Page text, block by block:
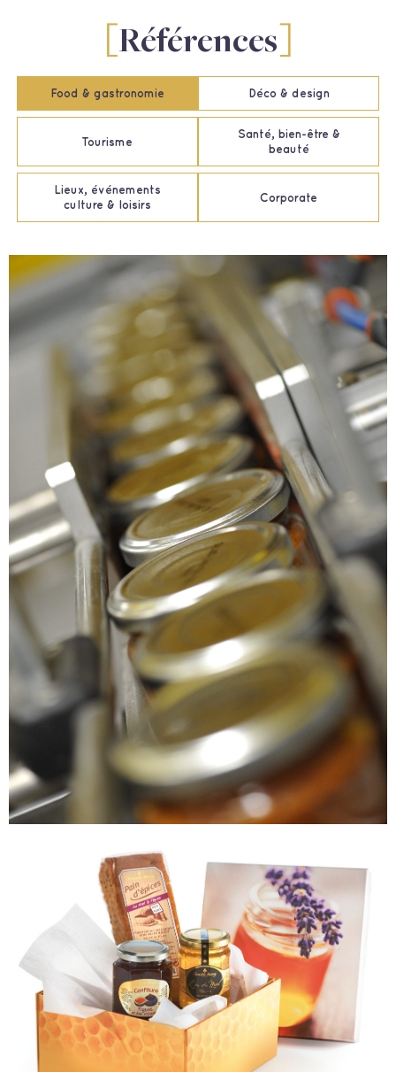
Références
Food & gastronomie Déco & design
Tourisme
Santé, bien-être &
beauté
Lieux, événements
culture & loisirs
Corporate